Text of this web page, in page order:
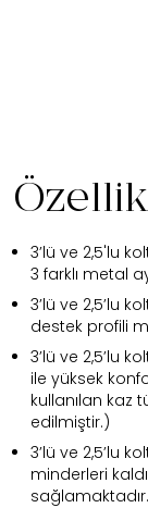
3’lü ve 2,5'lu
3 farklı metal
3’lü ve 2,5’lu
destek profili
3’lü ve 2,5’lu
ile yüksek
kullanılan kaz
edilmiştir.)
3’lü ve 2,5’lu
minderleri
sağlamaktadır.